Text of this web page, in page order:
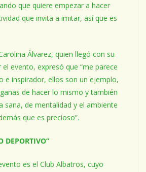
que quiere empezar a hacer
que invita a imitar, así que es
Álvarez, quien llegó con su
evento, expresó que “me parece
e inspirador, ellos son un ejemplo,
de hacer lo mismo y también
sana, de mentalidad y el ambiente
que es precioso”.
DEPORTIVO”
es el Club Albatros, cuyo